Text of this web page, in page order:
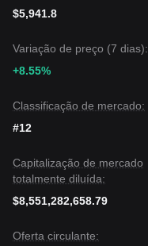
$5,941.8
Variação de preço (7 dias):
+8.55%
Classificação de mercado:
#12
Capitalização de mercado
totalmente diluída:
$8,551,282,658.79
Oferta circulante: